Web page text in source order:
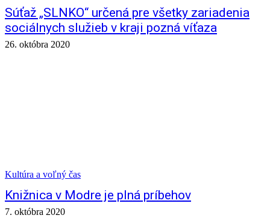
Súťaž „SLNKO“ určená pre všetky zariadenia
sociálnych služieb v kraji pozná víťaza
26. októbra 2020
Kultúra a voľný čas
Knižnica v Modre je plná príbehov
7. októbra 2020